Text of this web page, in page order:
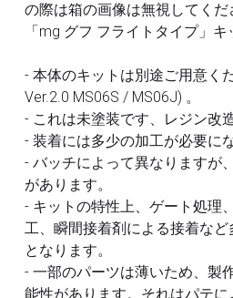
SEED
フレームアームズ ガー
改造パーツ
フレームアームズ ガール
塗装済パーツ
布服 着物
3Mサンディングスポンジ
デカール
その他 ツール
の際は箱の画像は無視してく
「mg グフ フライトタイプ」キ
- 本体のキットは別途ご用意く
Ver.2.0 MS06S / MS06J) 。
- これは未塗装です、レジン改
- 装着には多少の加工が必要に
- バッチによって異なりますが
があります。
- キットの特性上、ゲート処理
工、瞬間接着剤による接着な
となります。
- 一部のパーツは薄いため、製
能性があります。それはパテ